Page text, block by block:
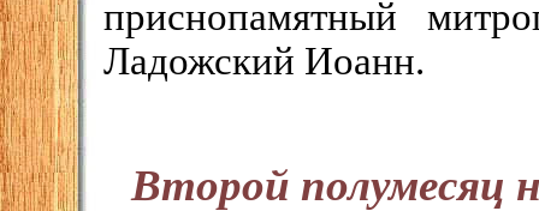
приснопамятный
Ладожский Иоанн.
Второй полумесяц